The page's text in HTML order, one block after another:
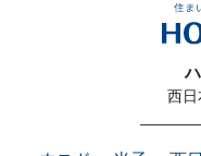
西日